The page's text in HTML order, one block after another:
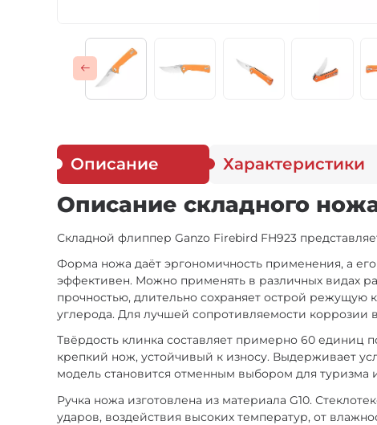
Описание Характеристики
Описание складного
Складной флиппер Ganzo Firebird FH923
Форма ножа даёт эргономичность применения, а
эффективен. Можно применять в различных видах
прочностью, длительно сохраняет острой режущую
углерода. Для лучшей сопротивляемости
Твёрдость клинка составляет примерно 60 единиц
крепкий нож, устойчивый к износу. Выдерживает
модель становится отменным выбором для туризма
Ручка ножа изготовлена из материала G10.
ударов, воздействия высоких температур, от